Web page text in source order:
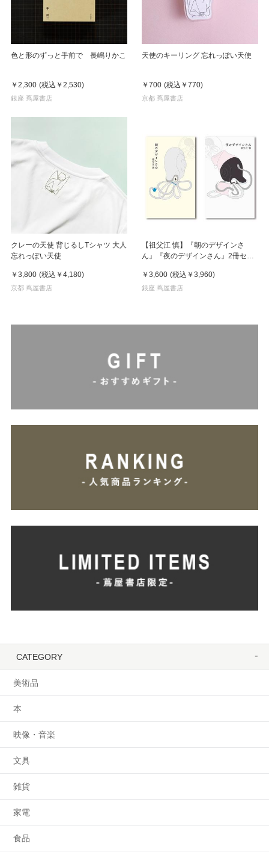
色と形のずっと手前で 長嶋りかこ
￥2,300 (税込 ￥2,530)
銀座 蔦屋書店
天使のキーリング 忘れっぽい天使
￥700 (税込 ￥770)
京都 蔦屋書店
クレーの天使 背じるしTシャツ 大人
忘れっぽい天使
￥3,800 (税込 ￥4,180)
京都 蔦屋書店
【祖父江 慎】『朝のデザインさ
ん』『夜のデザインさん』2冊セッ
￥3,600 (税込 ￥3,960)
銀座 蔦屋書店
CATEGORY
美術品
本
映像・音楽
文具
雑貨
家電
食品